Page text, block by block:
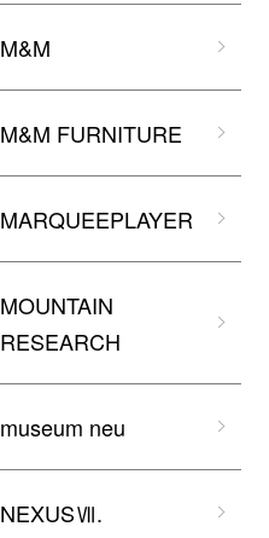
M&M
M&M FURNITURE
MARQUEEPLAYER
MOUNTAIN
RESEARCH
museum neu
NEXUSⅦ.